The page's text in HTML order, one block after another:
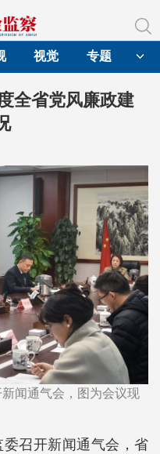
视觉 专题
全省党风廉政建
闻通气会，图为会议现
召开新闻通气会，省